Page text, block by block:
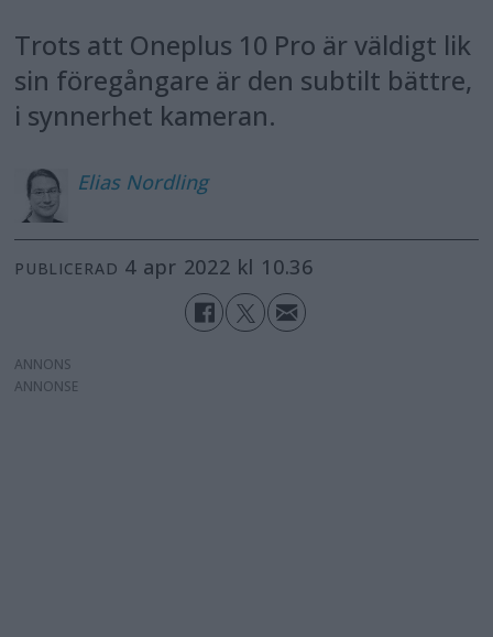
Trots att Oneplus 10 Pro är väldigt lik
sin föregångare är den subtilt bättre,
i synnerhet kameran.
Elias Nordling
PUBLICERAD 4 apr 2022 kl 10.36
ANNONS